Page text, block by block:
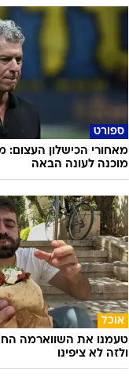
ספורט
מאחורי הכישלון העצום:
מוכנה לעונה הבאה
אוכל
טעמנו את השווארמה
ולזה לא ציפינו